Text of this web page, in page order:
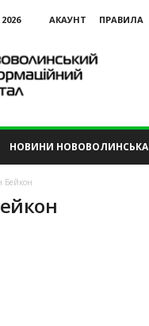
АКАУНТ ПРАВИЛА
НОВИНИ НОВОВОЛИНСЬКА
Бейкон